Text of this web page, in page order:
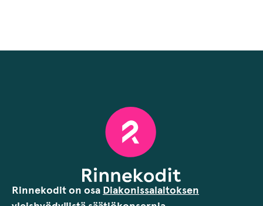
Rinnekodit on osa Diakonissalaitoksen